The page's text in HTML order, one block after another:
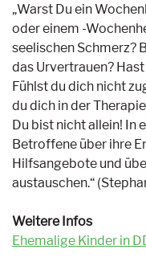
„Warst Du ein
oder einem -
seelischen Schmerz?
das Urvertrauen?
Fühlst du dich nicht
du dich in der
Du bist nicht allein! In
Betroffene über ihre
Hilfsangebote und
austauschen.“
Weitere Infos
Ehemalige Kinder in